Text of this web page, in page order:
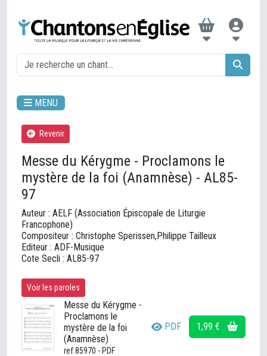
MENU
Revenir
Messe du Kérygme - Proclamons le
mystère de la foi (Anamnèse) - AL85-
97
Auteur : AELF (Association Épiscopale de Liturgie
Francophone)
Compositeur : Christophe Sperissen,Philippe Tailleux
Editeur : ADF-Musique
Cote Secli : AL85-97
Voir les paroles
Messe du Kérygme -
Proclamons le
mystère de la foi
(Anamnèse)
ref.85970 - PDF
PDF 1,99 €